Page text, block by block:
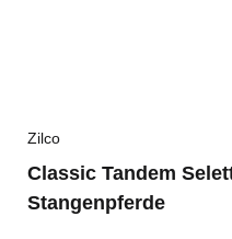
Zilco
Classic Tandem
Stangenpferde